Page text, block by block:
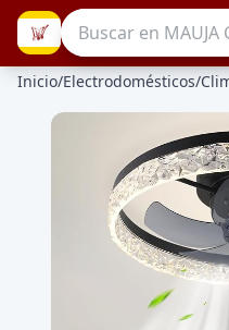
Inicio/Electrodomésticos/